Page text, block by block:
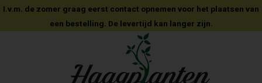
I.v.m. de zomer graag eerst contact opnemen voor het plaatsen van
een bestelling. De levertijd kan langer zijn.